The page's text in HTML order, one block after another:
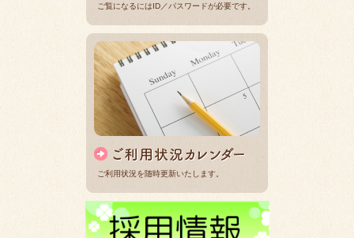
ご覧になるにはID／パスワードが必要です。
ご利用状況を随時更新いたします。